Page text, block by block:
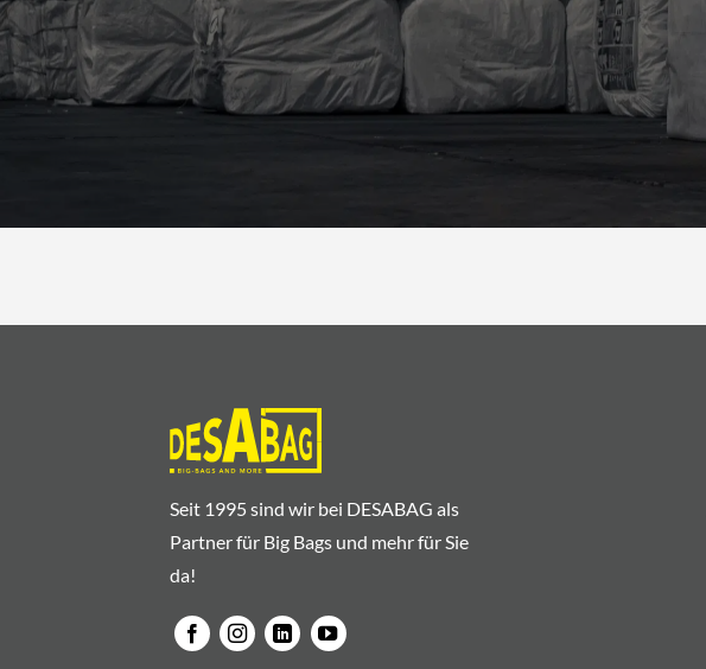
Seit 1995 sind wir bei DESABAG als
Partner für Big Bags und mehr für Sie
da!